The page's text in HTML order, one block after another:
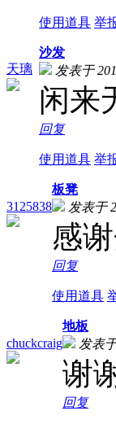
使用道具 举
天璃
沙发
发表于
闲来
回复
使用道具 举
3125838
板凳
发表于
感谢
回复
使用道具
chuckcraig
地板
发表
谢
回复